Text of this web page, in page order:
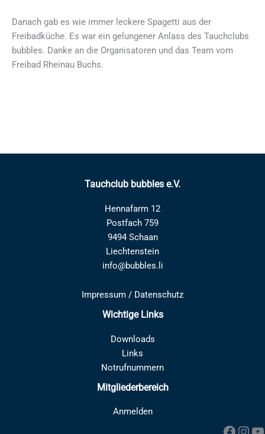
Danach gab es wie immer leckere Spagetti aus der
Freibadküche. Es war ein gelungener Anlass des Tauchclubs
bubbles. Danke an die Organisatoren und das Team vom
Freibad Rheinau Buchs.
Tauchclub bubbles e.V.
Hennafarm 12
Postfach 759
9494 Schaan
Liechtenstein
info@bubbles.li
Impressum / Datenschutz
Wichtige Links
Downloads
Links
Notrufnummern
Mitgliederbereich
Anmelden